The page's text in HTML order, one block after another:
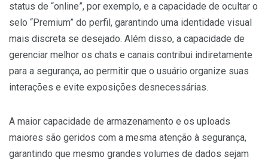
status de “online”, por exemplo, e a capacidade de ocultar o
selo “Premium” do perfil, garantindo uma identidade visual
mais discreta se desejado. Além disso, a capacidade de
gerenciar melhor os chats e canais contribui indiretamente
para a segurança, ao permitir que o usuário organize suas
interações e evite exposições desnecessárias.
A maior capacidade de armazenamento e os uploads
maiores são geridos com a mesma atenção à segurança,
garantindo que mesmo grandes volumes de dados sejam